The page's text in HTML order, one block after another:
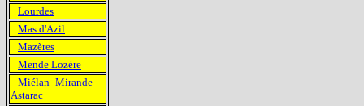
Lourdes
Mas d'Azil
Mazères
Mende Lozère
Miélan- Mirande-
Astarac